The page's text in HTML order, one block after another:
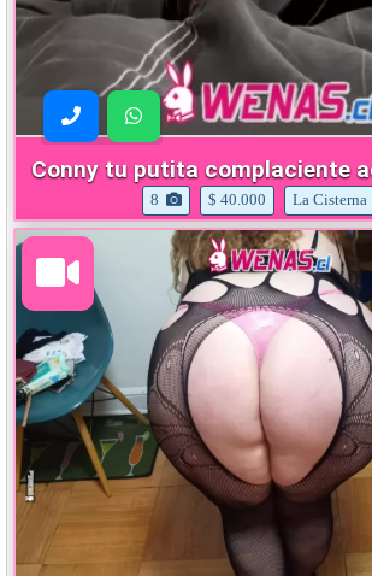
Conny tu putita complaciente
8 $ 40.000 La Cisterna